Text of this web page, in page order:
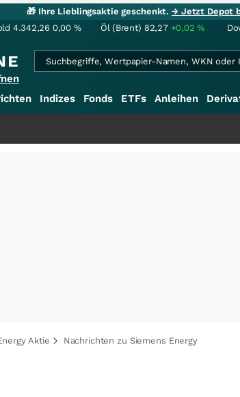
🎁 Ihre Lieblingsaktie geschenkt.→ Jetzt Depot
4.342,26 0,00 % Öl (Brent) 82,27 +0,02%
Indizes Fonds ETFs Anleihen
Aktie Nachrichten zu Siemens Energy